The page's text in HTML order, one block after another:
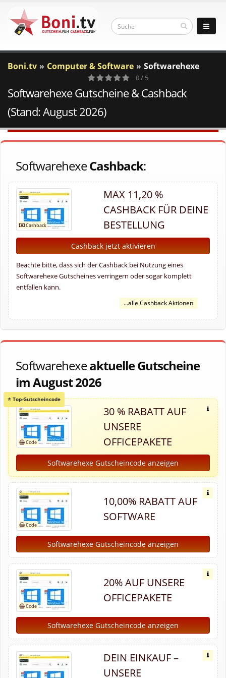
Boni.tv Computer & Software Softwarehexe
0
Votes
0 / 5
Softwarehexe Gutscheine & Cashback
(Stand: August 2026)
SoftwarehexeCashback:
MAX 11,20 %
CASHBACK FÜR DEINE
BESTELLUNG
Cashback jetzt aktivieren
Beachte bitte, dass sich der Cashback bei Nutzung eines
Softwarehexe Gutscheines verringern oder sogar komplett
entfallen kann.
...alle Cashback Aktionen
Softwarehexeaktuelle Gutscheine
im August 2026
30 % RABATT AUF
UNSERE
OFFICEPAKETE
Softwarehexe Gutscheincode anzeigen
10,00% RABATT AUF
SOFTWARE
Softwarehexe Gutscheincode anzeigen
20% AUF UNSERE
OFFICEPAKETE
Softwarehexe Gutscheincode anzeigen
DEIN EINKAUF –
UNSERE